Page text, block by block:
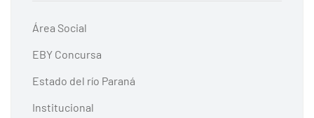
Área Social
EBY Concursa
Estado del río Paraná
Institucional